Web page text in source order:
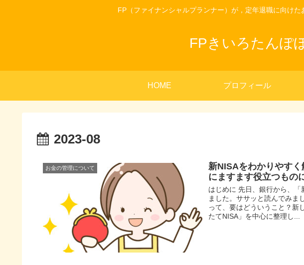
FP（ファイナンシャルプランナー）が，定年退職に向け
FPきいろたんぽ
HOME プロフィール
2023-08
お金の管理について
新NISAをわかりやす
にますます役立つもの
はじめに 先日、銀行から、「
ました。ササッと読んでみま
って、要はどういうこと？新
たてNISA」を中心に整理し...